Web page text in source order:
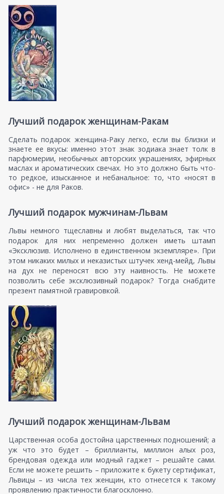
Лучший подарок женщинам-Ракам
Сделать подарок женщина-Раку легко, если вы близки и
знаете ее вкусы: именно этот знак зодиака знает толк в
парфюмерии, необычных авторских украшениях, эфирных
маслах и ароматических свечах. Но это должно быть что-
то редкое, изысканное и небанальное: то, что «носят в
офис» - не для Раков.
Лучший подарок мужчинам-Львам
Львы немного тщеславны и любят выделаться, так что
подарок для них непременно должен иметь штамп
«Эксклюзив. Исполнено в единственном экземпляре». При
этом никаких милых и неказистых штучек хенд-мейд, Львы
на дух не переносят всю эту наивность. Не можете
позволить себе эксклюзивный подарок? Тогда снабдите
презент памятной гравировкой.
Лучший подарок женщинам-Львам
Царственная особа достойна царственных подношений; а
уж что это будет – бриллианты, миллион алых роз,
брендовая одежда или модный гаджет – решайте сами.
Если не можете решить – приложите к букету сертификат,
Львицы – из числа тех женщин, кто отнесется к такому
проявлению практичности благосклонно.